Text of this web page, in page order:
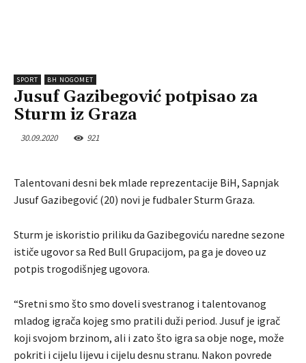
SPORT BH NOGOMET
Jusuf Gazibegović potpisao za
Sturm iz Graza
30.09.2020 921
Talentovani desni bek mlade reprezentacije BiH, Sapnjak
Jusuf Gazibegović (20) novi je fudbaler Sturm Graza.
Sturm je iskoristio priliku da Gazibegoviću naredne sezone
ističe ugovor sa Red Bull Grupacijom, pa ga je doveo uz
potpis trogodišnjeg ugovora.
“Sretni smo što smo doveli svestranog i talentovanog
mladog igrača kojeg smo pratili duži period. Jusuf je igrač
koji svojom brzinom, ali i zato što igra sa obje noge, može
pokriti i cijelu lijevu i cijelu desnu stranu. Nakon povrede